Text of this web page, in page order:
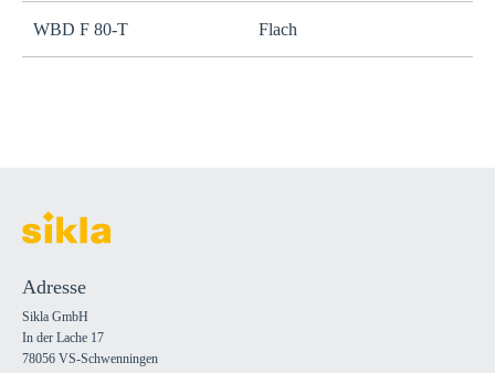
WBD F 80-T Flach
Adresse
Sikla GmbH
In der Lache 17
78056 VS-Schwenningen